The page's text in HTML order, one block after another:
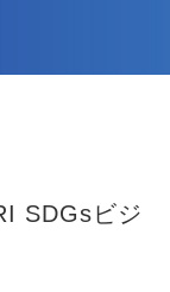
SDGsビジ